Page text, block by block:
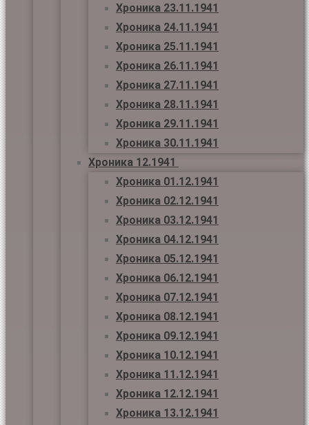
Хроника 23.11.1941
Хроника 24.11.1941
Хроника 25.11.1941
Хроника 26.11.1941
Хроника 27.11.1941
Хроника 28.11.1941
Хроника 29.11.1941
Хроника 30.11.1941
Хроника 12.1941
Хроника 01.12.1941
Хроника 02.12.1941
Хроника 03.12.1941
Хроника 04.12.1941
Хроника 05.12.1941
Хроника 06.12.1941
Хроника 07.12.1941
Хроника 08.12.1941
Хроника 09.12.1941
Хроника 10.12.1941
Хроника 11.12.1941
Хроника 12.12.1941
Хроника 13.12.1941